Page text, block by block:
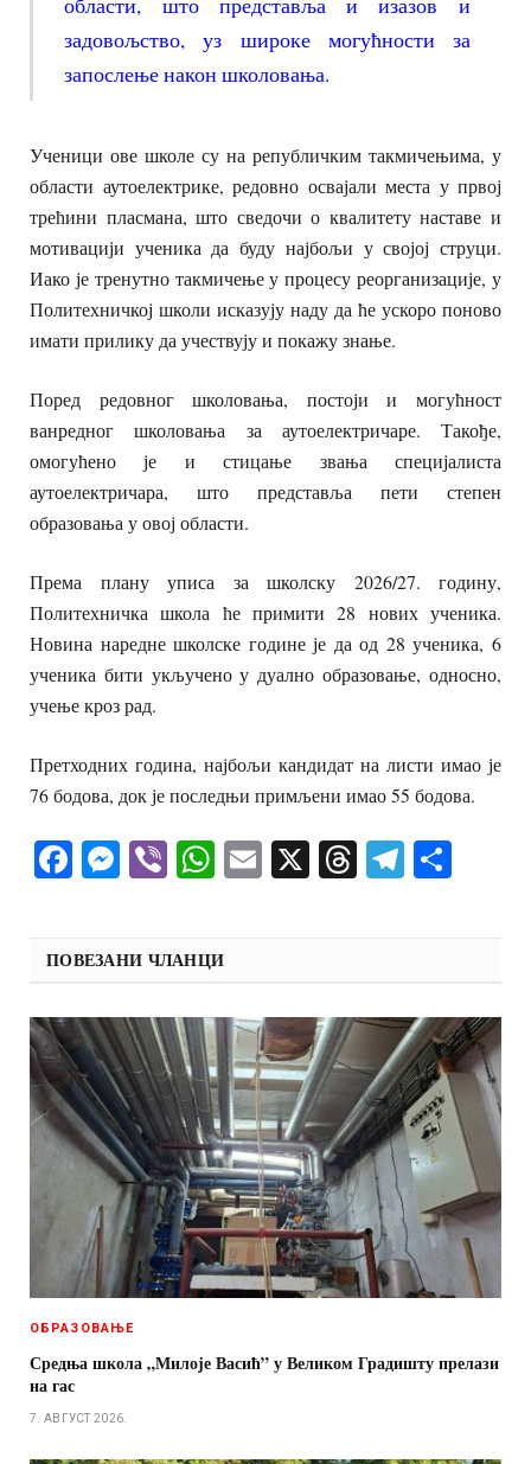
задовољство, уз широке могућности за
запослење након школовања.
Ученици ове школе су на републичким такмичењима, у
области аутоелектрике, редовно освајали места у првој
трећини пласмана, што сведочи о квалитету наставе и
мотивацији ученика да буду најбољи у својој струци.
Иако је тренутно такмичење у процесу реорганизације, у
Политехничкој школи исказују наду да ће ускоро поново
имати прилику да учествују и покажу знање.
Поред редовног школовања, постоји и могућност
ванредног школовања за аутоелектричаре. Такође,
омогућено је и стицање звања специјалиста
аутоелектричара, што представља пети степен
образовања у овој области.
Према плану уписа за школску 2026/27. годину,
Политехничка школа ће примити 28 нових ученика.
Новина наредне школске године је да од 28 ученика, 6
ученика бити укључено у дуално образовање, односно,
учење кроз рад.
Претходних година, најбољи кандидат на листи имао је
76 бодова, док је последњи примљени имао 55 бодова.
Facebook
Messenger
ViberWhatsApp
Email
X Threads
ПОВЕЗАНИ ЧЛАНЦИ
ОБРАЗОВАЊЕ
Средња школа „Милоје Васић” у Великом Градишту прелази
на гас
7. АВГУСТ 2026.